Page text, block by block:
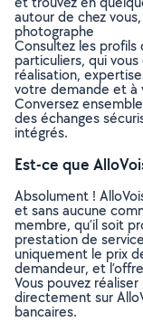
autour de chez
photographe
Consultez les
particuliers, qui
réalisation,
votre demande et à
Conversez
des échanges
intégrés.
Est-ce que
Absolument !
et sans aucune
membre, qu’il soit
prestation de
uniquement le prix
demandeur, et
Vous pouvez
directement sur
bancaires.